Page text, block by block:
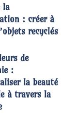
la
: créer à
recyclés
de
:
la beauté
à travers la